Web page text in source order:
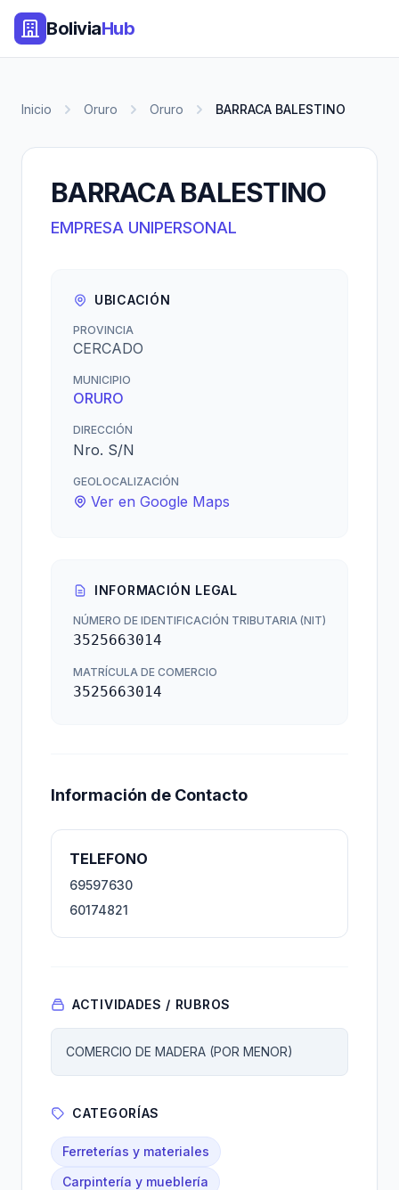
BoliviaHub
Inicio Oruro Oruro BARRACA BALESTINO
BARRACA BALESTINO
EMPRESA UNIPERSONAL
UBICACIÓN
PROVINCIA
CERCADO
MUNICIPIO
ORURO
DIRECCIÓN
Nro. S/N
GEOLOCALIZACIÓN
Ver en Google Maps
INFORMACIÓN LEGAL
NÚMERO DE IDENTIFICACIÓN TRIBUTARIA (NIT)
3525663014
MATRÍCULA DE COMERCIO
3525663014
Información de Contacto
TELEFONO
69597630
60174821
ACTIVIDADES / RUBROS
COMERCIO DE MADERA (POR MENOR)
CATEGORÍAS
Ferreterías y materiales
Carpintería y mueblería